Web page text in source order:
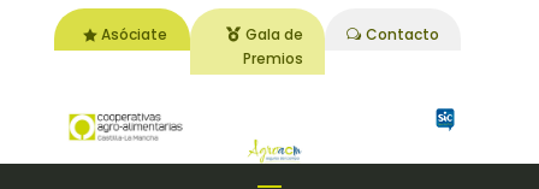
Asóciate
Gala de
Premios
Contacto